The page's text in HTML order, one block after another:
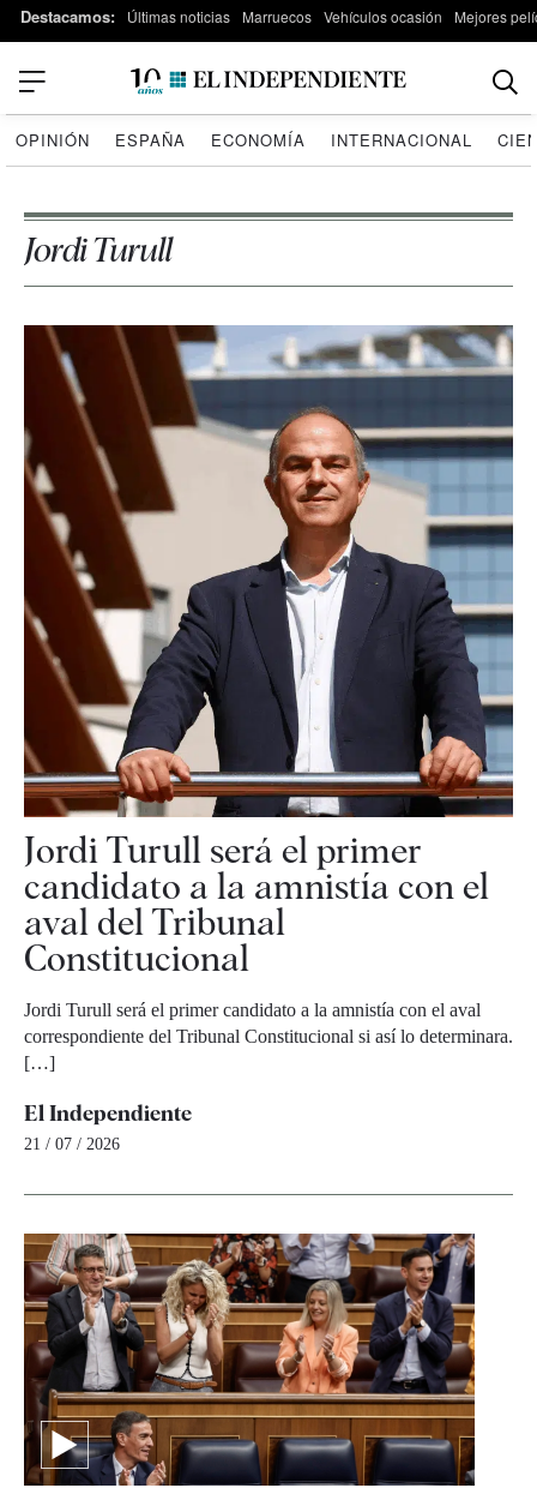
Destacamos: Últimas noticias Marruecos Vehículos ocasión Mejores
OPINIÓN ESPAÑA ECONOMÍA INTERNACIONAL
Jordi Turull
Jordi Turull será el primer
candidato a la amnistía con el
aval del Tribunal
Constitucional
Jordi Turull será el primer candidato a la amnistía con el aval
correspondiente del Tribunal Constitucional si así lo determinara.
[…]
El Independiente
21 / 07 / 2026